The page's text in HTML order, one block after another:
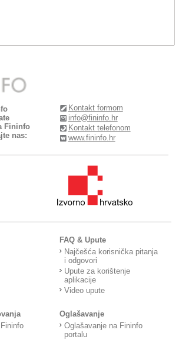
Fininfo
nas:
Kontakt formom
info@fininfo.hr
Kontakt telefonom
www.fininfo.hr
FAQ & Upute
Najčešća korisnička pitanja
i odgovori
Upute za korištenje
aplikacije
Video upute
Oglašavanje
Oglašavanje na Fininfo
portalu